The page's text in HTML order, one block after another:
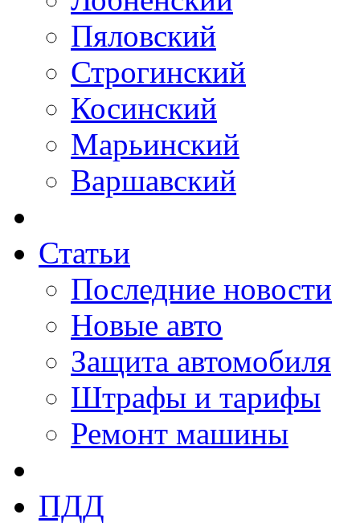
Пяловский
Строгинский
Косинский
Марьинский
Варшавский
Статьи
Последние новости
Новые авто
Защита автомобиля
Штрафы и тарифы
Ремонт машины
ПДД